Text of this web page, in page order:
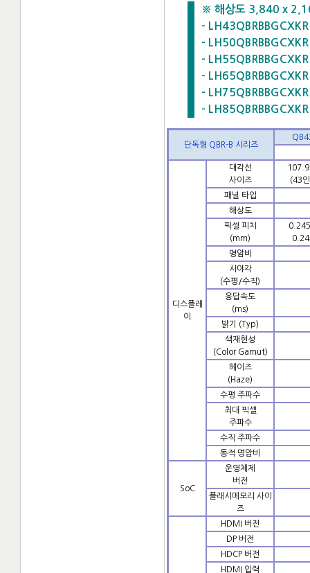
※ 해상도 3,840 x
-
-
-
-
-
-
단독형 QBR-B 시리즈
디스플레
이
대각선
사이즈
(43
패널 타입
해상도
픽셀 피치
(mm)
명암비
시야각
(수평/수직)
응답속도
(ms)
밝기 (Typ)
색재현성
(Color Gamut)
헤이즈
(Haze)
수평 주파수
최대 픽셀
주파수
수직 주파수
동적 명암비
SoC
운영체제
버전
플래시메모리 사이
즈
HDMI 버전
DP 버전
HDCP 버전
HDMI 입력